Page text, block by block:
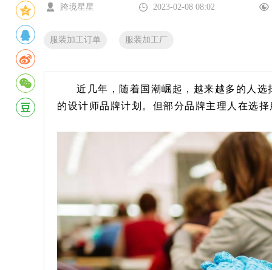
跨境星星 2023-02-08 08:02
服装加工订单 服装加工厂
近几年，随着国潮崛起，越来越多的人
的设计师品牌计划。但部分品牌主理人在选